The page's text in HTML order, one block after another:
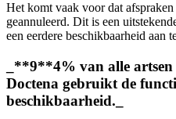
Het komt vaak voor dat
geannuleerd. Dit is een
een eerdere beschikbaarheid aan
_**9**4% van alle
Doctena gebruikt de
beschikbaarheid._